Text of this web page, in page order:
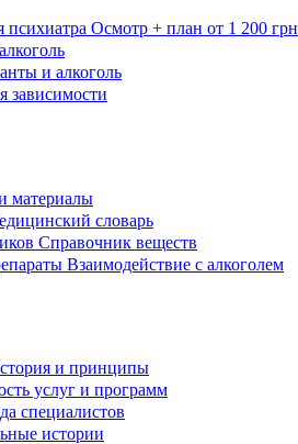
психиатра Осмотр + план от 1 200 грн
и алкоголь
зависимости
материалы
словарь
Справочник веществ
Взаимодействие с алкоголем
и принципы
услуг и программ
специалистов
истории